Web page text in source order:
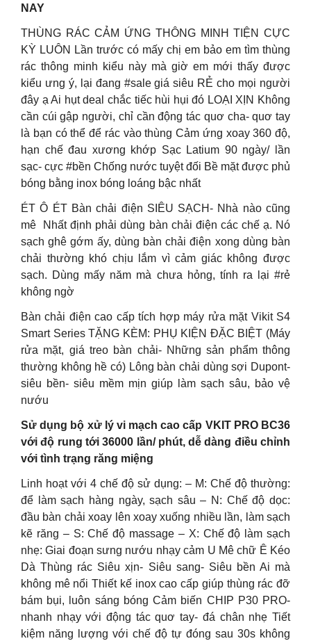
NAY
THÙNG RÁC CẢM ỨNG THÔNG MINH TIỆN CỰC
KỲ LUÔN Lần trước có mấy chị em bảo em tìm thùng
rác thông minh kiểu này mà giờ em mới thấy được
kiểu ưng ý, lại đang #sale giá siêu RẺ cho mọi người
đây ạ Ai hụt deal chắc tiếc hùi hụi đó LOẠI XỊN Không
cần cúi gập người, chỉ cần động tác quơ cha- quơ tay
là bạn có thể để rác vào thùng Cảm ứng xoay 360 độ,
hạn chế đau xương khớp Sạc Latium 90 ngày/ lần
sạc- cực #bền Chống nước tuyệt đối Bề mặt được phủ
bóng bằng inox bóng loáng bậc nhất
ÉT Ô ÉT Bàn chải điện SIÊU SẠCH- Nhà nào cũng
mê Nhất định phải dùng bàn chải điện các chế ạ. Nó
sạch ghê gớm ấy, dùng bàn chải điện xong dùng bàn
chải thường khó chịu lắm vì cảm giác không được
sạch. Dùng mấy năm mà chưa hỏng, tính ra lại #rẻ
không ngờ
Bàn chải điện cao cấp tích hợp máy rửa mặt Vikit S4
Smart Series TẶNG KÈM: PHỤ KIỆN ĐẶC BIỆT (Máy
rửa mặt, giá treo bàn chải- Những sản phẩm thông
thường không hề có) Lông bàn chải dùng sợi Dupont-
siêu bền- siêu mềm mịn giúp làm sạch sâu, bảo vệ
nướu
Sử dụng bộ xử lý vi mạch cao cấp VKIT PRO BC36
với độ rung tới 36000 lần/ phút, dễ dàng điều chỉnh
với tình trạng răng miệng
Linh hoạt với 4 chế độ sử dụng: – M: Chế độ thường:
để làm sạch hàng ngày, sạch sâu – N: Chế độ dọc:
đầu bàn chải xoay lên xoay xuống nhiều lần, làm sạch
kẽ răng – S: Chế độ massage – X: Chế độ làm sạch
nhẹ: Giai đoạn sưng nướu nhạy cảm U Mê chữ Ê Kéo
Dà Thùng rác Siêu xịn- Siêu sang- Siêu bền Ai mà
không mê nổi Thiết kế inox cao cấp giúp thùng rác đỡ
bám bụi, luôn sáng bóng Cảm biến CHIP P30 PRO-
nhanh nhạy với động tác quơ tay- đá chân nhẹ Tiết
kiệm năng lượng với chế độ tự đóng sau 30s không